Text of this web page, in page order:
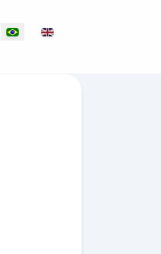
Selecione seu idioma